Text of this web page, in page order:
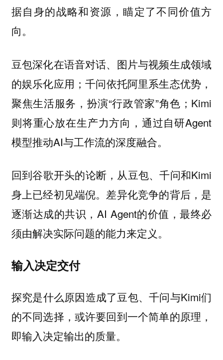
据自身的战略和资源，瞄定了不同价值方
向。
豆包深化在语音对话、图片与视频生成领域
的娱乐化应用；千问依托阿里系生态优势，
聚焦生活服务，扮演“行政管家”角色；Kimi
则将重心放在生产力方向，通过自研Agent
模型推动AI与工作流的深度融合。
回到谷歌开头的论断，从豆包、千问和Kimi
身上已经初见端倪。差异化竞争的背后，是
逐渐达成的共识，AI Agent的价值，最终必
须由解决实际问题的能力来定义。
输入决定交付
探究是什么原因造成了豆包、千问与Kimi们
的不同选择，或许要回到一个简单的原理，
即输入决定输出的质量。